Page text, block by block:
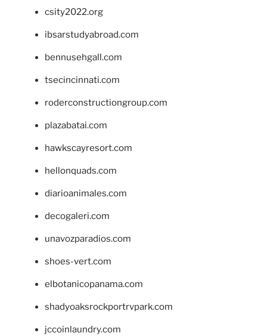
csity2022.org
ibsarstudyabroad.com
bennusehgall.com
tsecincinnati.com
roderconstructiongroup.com
plazabatai.com
hawkscayresort.com
hellonquads.com
diarioanimales.com
decogaleri.com
unavozparadios.com
shoes-vert.com
elbotanicopanama.com
shadyoaksrockportrvpark.com
jccoinlaundry.com